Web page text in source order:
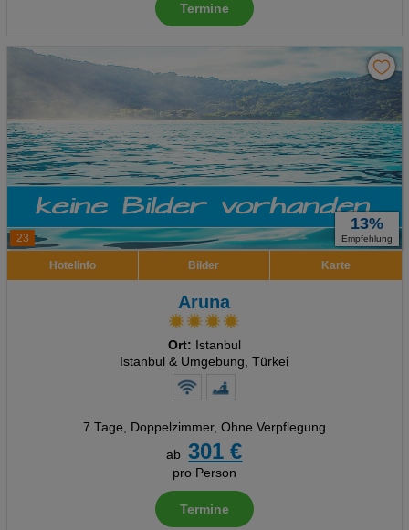
Termine
23
13%
Empfehlung
Hotelinfo Bilder Karte
Aruna
Ort: Istanbul
Istanbul & Umgebung, Türkei
7 Tage, Doppelzimmer, Ohne Verpflegung
ab
301 €
pro Person
Termine